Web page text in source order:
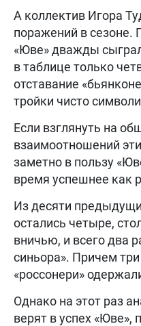
А коллектив Игора
поражений в сезоне.
«Юве» дважды
в таблице только
отставание
тройки чисто
Если взглянуть на
взаимоотношений
заметно в пользу
время успешнее как
Из десяти
остались четыре,
вничью, и всего два
синьора». Причем
«россонери»
Однако на этот раз
верят в успех «Юве»,